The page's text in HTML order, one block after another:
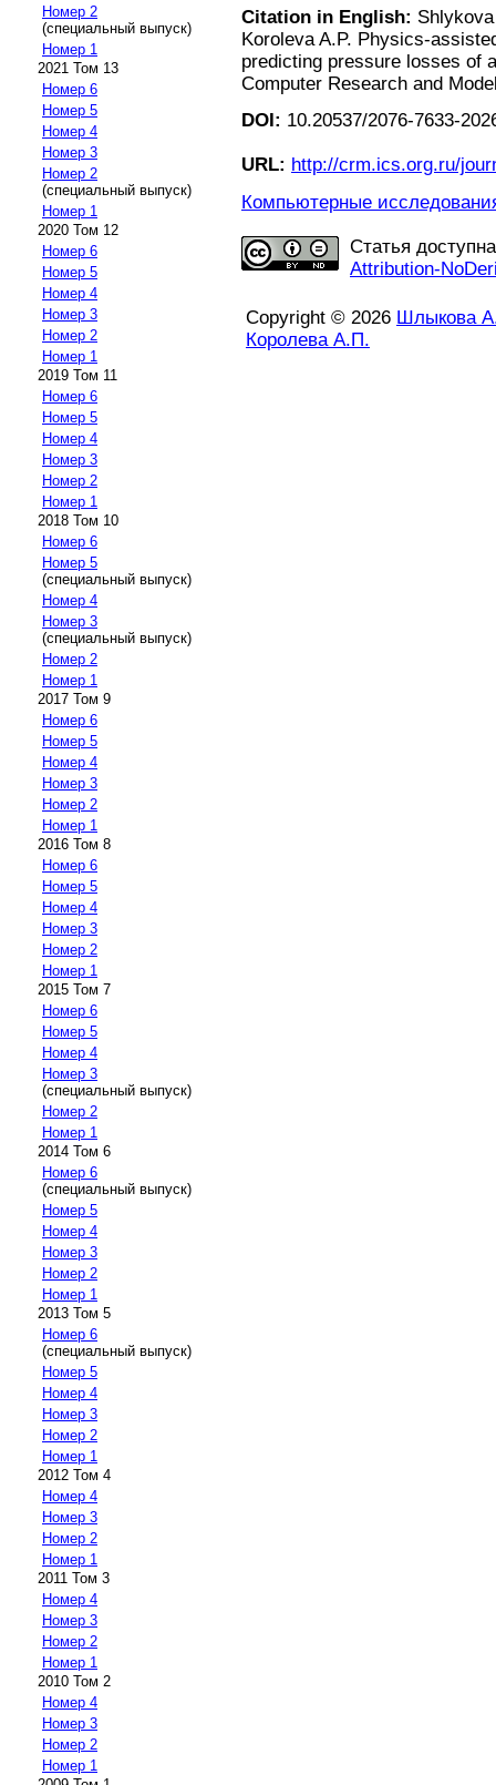
Номер 2
(специальный выпуск)
Номер 1
2021 Том 13
Номер 6
Номер 5
Номер 4
Номер 3
Номер 2
(специальный выпуск)
Номер 1
2020 Том 12
Номер 6
Номер 5
Номер 4
Номер 3
Номер 2
Номер 1
2019 Том 11
Номер 6
Номер 5
Номер 4
Номер 3
Номер 2
Номер 1
2018 Том 10
Номер 6
Номер 5
(специальный выпуск)
Номер 4
Номер 3
(специальный выпуск)
Номер 2
Номер 1
2017 Том 9
Номер 6
Номер 5
Номер 4
Номер 3
Номер 2
Номер 1
2016 Том 8
Номер 6
Номер 5
Номер 4
Номер 3
Номер 2
Номер 1
2015 Том 7
Номер 6
Номер 5
Номер 4
Номер 3
(специальный выпуск)
Номер 2
Номер 1
2014 Том 6
Номер 6
(специальный выпуск)
Номер 5
Номер 4
Номер 3
Номер 2
Номер 1
2013 Том 5
Номер 6
(специальный выпуск)
Номер 5
Номер 4
Номер 3
Номер 2
Номер 1
2012 Том 4
Номер 4
Номер 3
Номер 2
Номер 1
2011 Том 3
Номер 4
Номер 3
Номер 2
Номер 1
2010 Том 2
Номер 4
Номер 3
Номер 2
Номер 1
Citation in English:
Koroleva A.P. Physics-
predicting pressure losses of
Computer Research and
DOI: 10.20537/2076-7633-
URL: http://crm.ics.org.ru/
Компьютерные
Статья
Attribution-
Copyright © 2026 Шлыкова
Королева А.П.